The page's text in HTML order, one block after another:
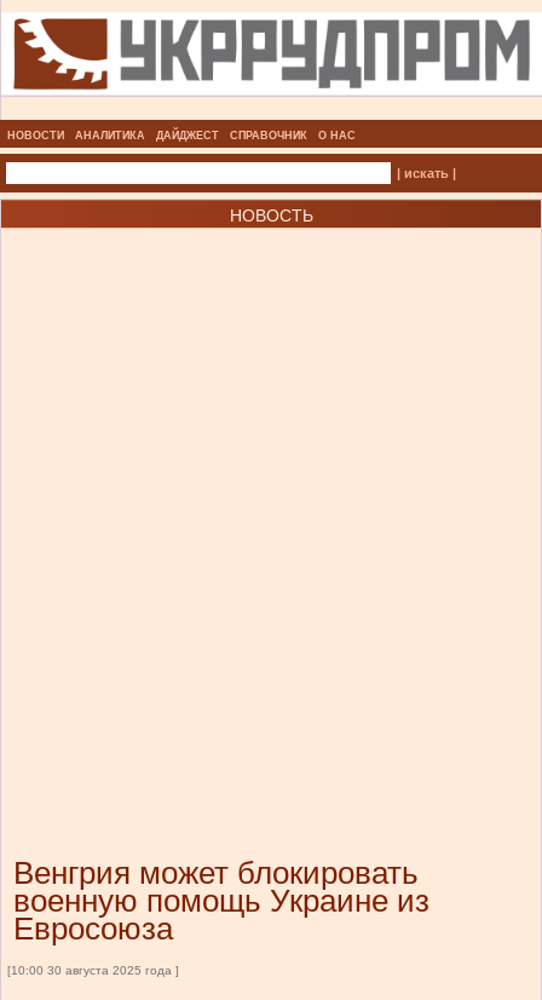
НОВОСТИ АНАЛИТИКА ДАЙДЖЕСТ СПРАВОЧНИК О НАС
| искать |
НОВОСТЬ
Венгрия может блокировать
военную помощь Украине из
Евросоюза
[10:00 30 августа 2025 года ]